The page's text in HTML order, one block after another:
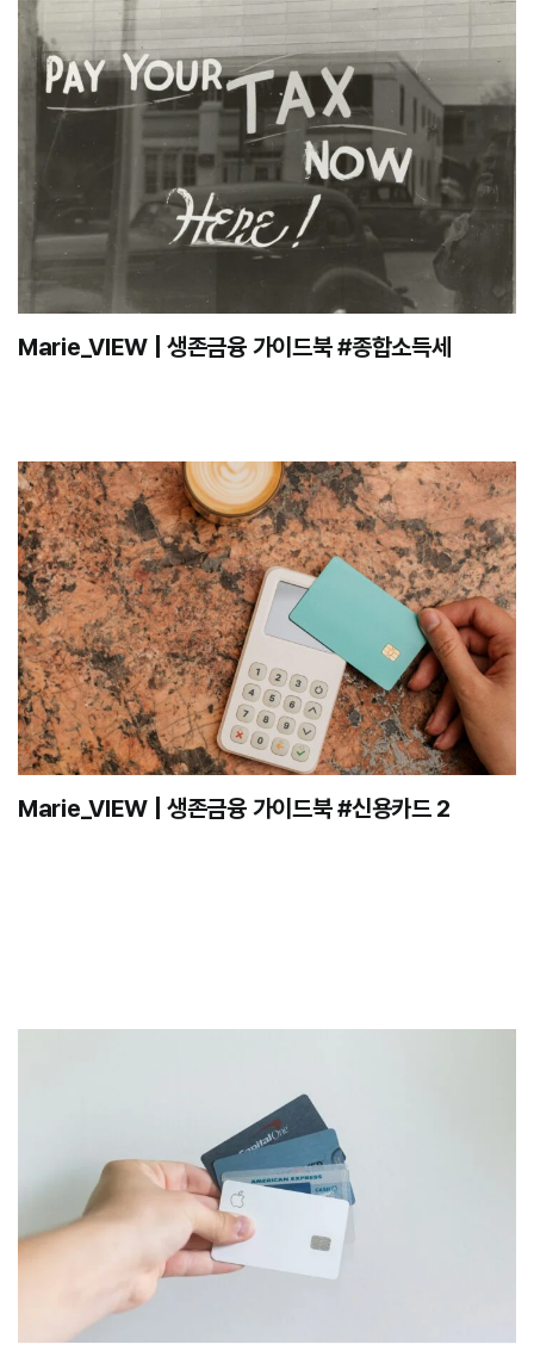
Marie_VIEW | 생존금융 가이드북 #종합소득세
Marie_VIEW | 생존금융 가이드북 #신용카드 2